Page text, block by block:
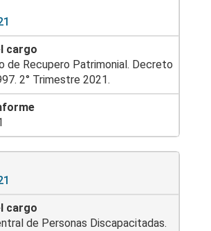
de Recupero Patrimonial. Decreto
2° Trimestre 2021.
de Personas Discapacitadas.